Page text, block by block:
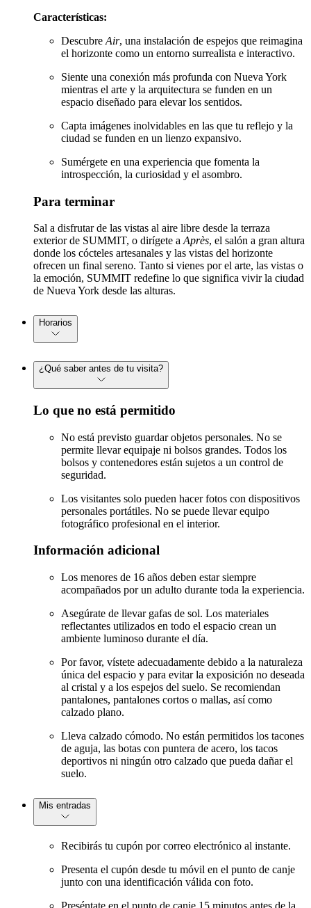
Características:
Descubre Air, una instalación de espejos que reimagina
el horizonte como un entorno surrealista e interactivo.
Siente una conexión más profunda con Nueva York
mientras el arte y la arquitectura se funden en un
espacio diseñado para elevar los sentidos.
Capta imágenes inolvidables en las que tu reflejo y la
ciudad se funden en un lienzo expansivo.
Sumérgete en una experiencia que fomenta la
introspección, la curiosidad y el asombro.
Para terminar
Sal a disfrutar de las vistas al aire libre desde la terraza
exterior de SUMMIT, o dirígete a Après, el salón a gran altura
donde los cócteles artesanales y las vistas del horizonte
ofrecen un final sereno. Tanto si vienes por el arte, las vistas o
la emoción, SUMMIT redefine lo que significa vivir la ciudad
de Nueva York desde las alturas.
Horarios
¿Qué saber antes de tu visita?
Lo que no está permitido
No está previsto guardar objetos personales. No se
permite llevar equipaje ni bolsos grandes. Todos los
bolsos y contenedores están sujetos a un control de
seguridad.
Los visitantes solo pueden hacer fotos con dispositivos
personales portátiles. No se puede llevar equipo
fotográfico profesional en el interior.
Información adicional
Los menores de 16 años deben estar siempre
acompañados por un adulto durante toda la experiencia.
Asegúrate de llevar gafas de sol. Los materiales
reflectantes utilizados en todo el espacio crean un
ambiente luminoso durante el día.
Por favor, vístete adecuadamente debido a la naturaleza
única del espacio y para evitar la exposición no deseada
al cristal y a los espejos del suelo. Se recomiendan
pantalones, pantalones cortos o mallas, así como
calzado plano.
Lleva calzado cómodo. No están permitidos los tacones
de aguja, las botas con puntera de acero, los tacos
deportivos ni ningún otro calzado que pueda dañar el
suelo.
Mis entradas
Recibirás tu cupón por correo electrónico al instante.
Presenta el cupón desde tu móvil en el punto de canje
junto con una identificación válida con foto.
Preséntate en el punto de canje 15 minutos antes de la